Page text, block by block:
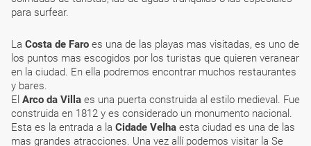
para surfear.
La Costa de Faro es una de las playas mas visitadas, es uno de
los puntos mas escogidos por los turistas que quieren veranear
en la ciudad. En ella podremos encontrar muchos restaurantes
y bares.
El Arco da Villa es una puerta construida al estilo medieval. Fue
construida en 1812 y es considerado un monumento nacional.
Esta es la entrada a la Cidade Velha esta ciudad es una de las
mas grandes atracciones. Una vez allí podemos visitar la Se